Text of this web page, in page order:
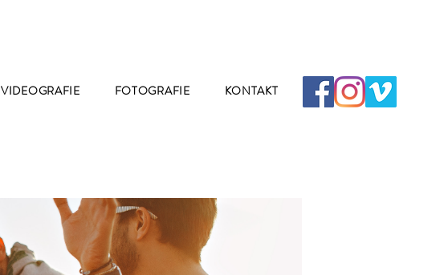
VIDEOGRAFIE FOTOGRAFIE KONTAKT